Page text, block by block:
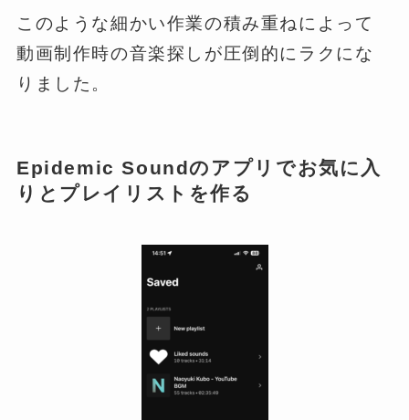
このような細かい作業の積み重ねによって
動画制作時の音楽探しが圧倒的にラクにな
りました。
Epidemic Soundのアプリでお気に入
りとプレイリストを作る